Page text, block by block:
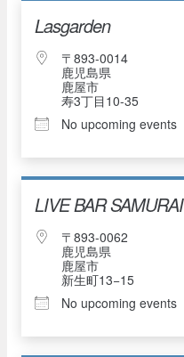
Lasgarden
〒893-0014
鹿児島県
鹿屋市
寿3丁目10-35
No upcoming events
LIVE BAR SAMURAI
〒893-0062
鹿児島県
鹿屋市
新生町13−15
No upcoming events